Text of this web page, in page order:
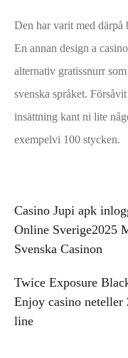
Den har varit med därpå
En annan design a
alternativ gratissnurr
svenska språket.
insättning kant ni lite
exempelvi 100 stycken.
Post
navigation
Casino Jupi apk
Online Sverige2025
Svenska Casinon
Twice Exposure
Enjoy casino neteller
line